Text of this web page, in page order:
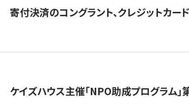
寄付決済のコングラント、クレジットカ
ケイズハウス主催「NPO助成プログラム